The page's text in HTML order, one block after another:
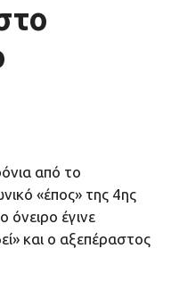
από το
«έπος» της 4ης
όνειρο έγινε
και ο αξεπέραστος